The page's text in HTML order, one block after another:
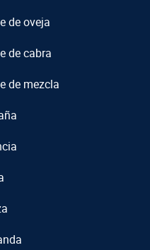
de oveja
de cabra
de mezcla